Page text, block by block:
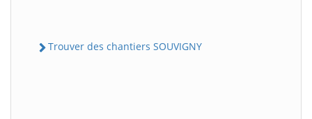
Trouver des chantiers SOUVIGNY